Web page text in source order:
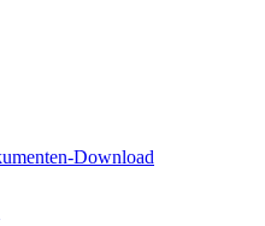
Download